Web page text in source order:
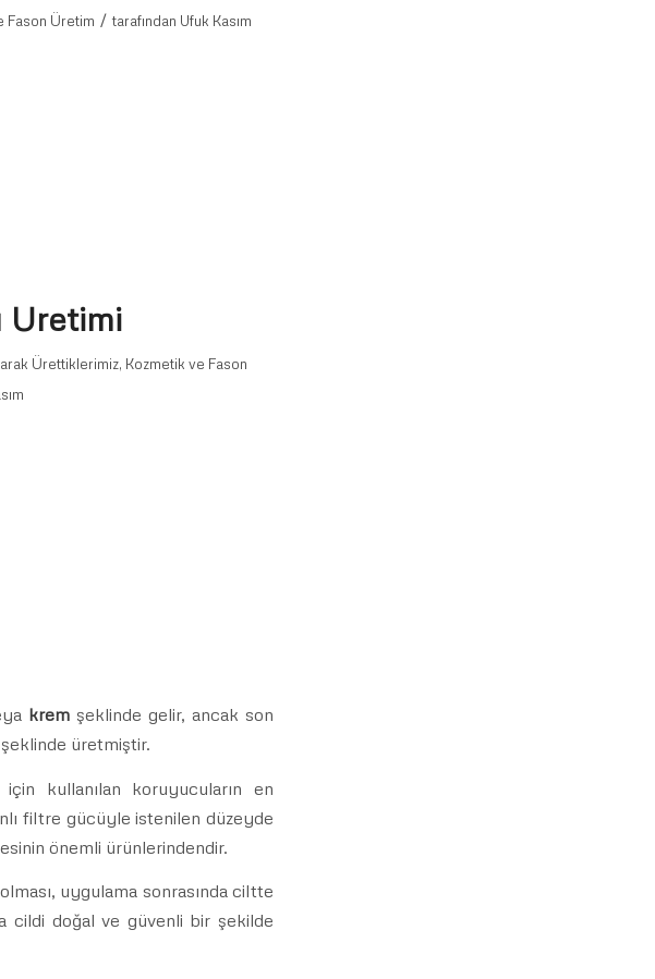
Fason Üretim / tarafından Ufuk Kasım
Uretimi
Ürettiklerimiz, Kozmetik ve Fason
krem​​şeklinde gelir, ancak son
üretmiştir.
kullanılan koruyucuların en
filtre gücüyle istenilen düzeyde
önemli ürünlerindendir.
olması, uygulama sonrasında ciltte
cildi doğal ve güvenli bir şekilde